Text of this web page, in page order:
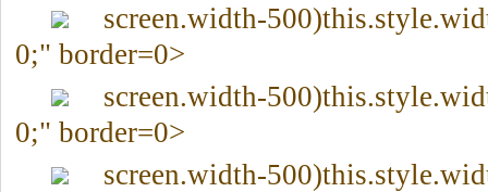
screen.width-
0;" border=0>
screen.width-
0;" border=0>
screen.width-